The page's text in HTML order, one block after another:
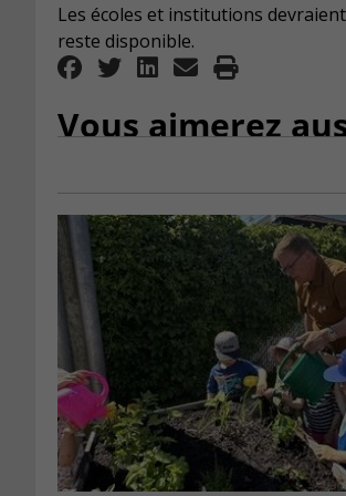
Les écoles et institutions
reste disponible.
Vous aimerez